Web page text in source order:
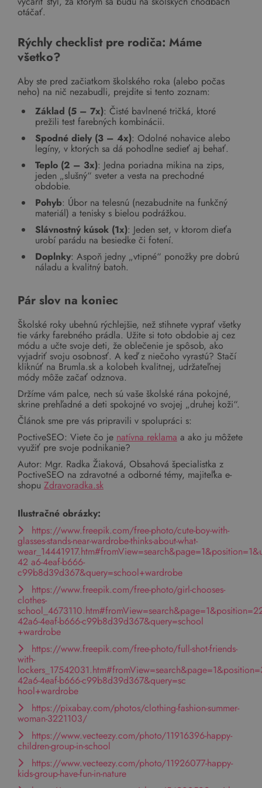
otáčať.
Rýchly checklist pre rodiča: Máme
všetko?
Aby ste pred začiatkom školského roka (alebo počas
neho) na nič nezabudli, prejdite si tento zoznam:
Základ (5 – 7x): Čisté bavlnené tričká, ktoré
prežili test farebných kombinácii.
Spodné diely (3 – 4x): Odolné nohavice alebo
legíny, v ktorých sa dá pohodlne sedieť aj behať.
Teplo (2 – 3x): Jedna poriadna mikina na zips,
jeden „slušný“ sveter a vesta na prechodné
obdobie.
Pohyb: Úbor na telesnú (nezabudnite na funkčný
materiál) a tenisky s bielou podrážkou.
Slávnostný kúsok (1x): Jeden set, v ktorom dieťa
urobí parádu na besiedke či fotení.
Doplnky: Aspoň jedny „vtipné“ ponožky pre dobrú
náladu a kvalitný batoh.
Pár slov na koniec
Školské roky ubehnú rýchlejšie, než stihnete vyprať všetky
tie várky farebného prádla. Užite si toto obdobie aj cez
módu a učte svoje deti, že oblečenie je spôsob, ako
vyjadriť svoju osobnosť. A keď z niečoho vyrastú? Stačí
kliknúť na Brumla.sk a kolobeh kvalitnej, udržateľnej
módy môže začať odznova.
Držíme vám palce, nech sú vaše školské rána pokojné,
skrine prehľadné a deti spokojné vo svojej „druhej koži“.
Článok sme pre vás pripravili v spolupráci s:
PoctiveSEO: Viete čo je natívna reklama a ako ju môžete
využiť pre svoje podnikanie?
Autor: Mgr. Radka Žiaková, Obsahová špecialistka z
PoctiveSEO na zdravotné a odborné témy, majiteľka e-
shopu Zdravoradka.sk
Ilustračné obrázky:
https://www.freepik.com/free-photo/cute-boy-with-
glasses-stands-near-wardrobe-thinks-about-what-
42 a6-4eaf-b666-
c99b8d39d367&query=school+wardrobe
https://www.freepik.com/free-photo/girl-chooses-
clothes-
42a6-4eaf-b666-c99b8d39d367&query=school
+wardrobe
https://www.freepik.com/free-photo/full-shot-friends-
with-
42a6-4eaf-b666-c99b8d39d367&query=sc
hool+wardrobe
https://pixabay.com/photos/clothing-fashion-summer-
woman-3221103/
https://www.vecteezy.com/photo/11916396-happy-
children-group-in-school
https://www.vecteezy.com/photo/11926077-happy-
kids-group-have-fun-in-nature